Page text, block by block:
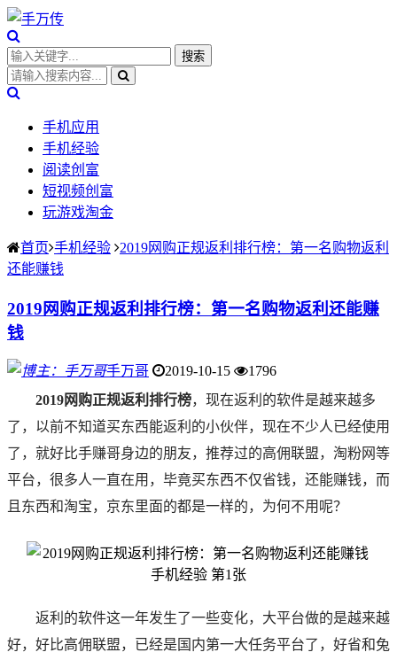
手机应用
手机经验
阅读创富
短视频创富
玩游戏淘金
首页 手机经验
2019网购正规返利排行榜：第一名购物返利
还能赚钱
2019网购正规返利排行榜：第一名购物返利还能赚
钱
手万哥 2019-10-15
1796
2019网购正规返利排行榜，现在返利的软件是越来越多
了，以前不知道买东西能返利的小伙伴，现在不少人已经使用
了，就好比手赚哥身边的朋友，推荐过的高佣联盟，淘粉网等
平台，很多人一直在用，毕竟买东西不仅省钱，还能赚钱，而
且东西和淘宝，京东里面的都是一样的，为何不用呢？
返利的软件这一年发生了一些变化，大平台做的是越来越
好，好比高佣联盟，已经是国内第一大任务平台了，好省和兔